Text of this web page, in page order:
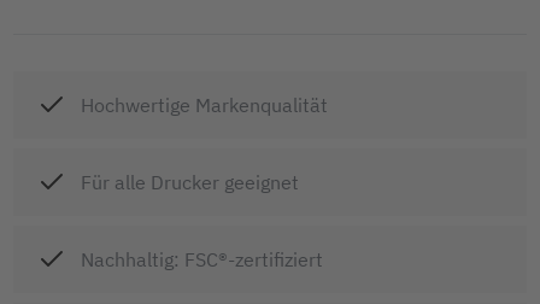
Hochwertige Markenqualität
Für alle Drucker geeignet
Nachhaltig: FSC®-zertifiziert